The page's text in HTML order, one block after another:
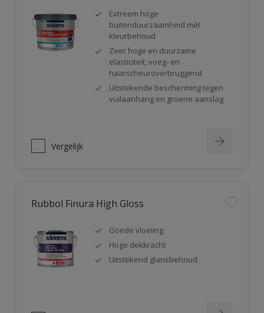
Extreem hoge
buitenduurzaamheid mét
kleurbehoud
Zeer hoge en duurzame
elasticiteit, voeg- en
haarscheuroverbruggend
Uitstekende bescherming tegen
vuilaanhang en groene aanslag
Vergelijk
Rubbol Finura High Gloss
Goede vloeiing
Hoge dekkracht
Uitstekend glansbehoud